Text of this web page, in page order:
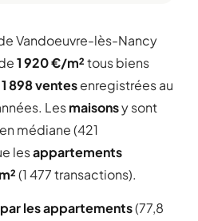
Vandoeuvre-lès-Nancy
1 920 €/m²tous biens
1 898 ventesenregistrées au
Lesmaisonsy sont
en médiane (421
lesappartements
(1 477 transactions).
les appartements(77,8